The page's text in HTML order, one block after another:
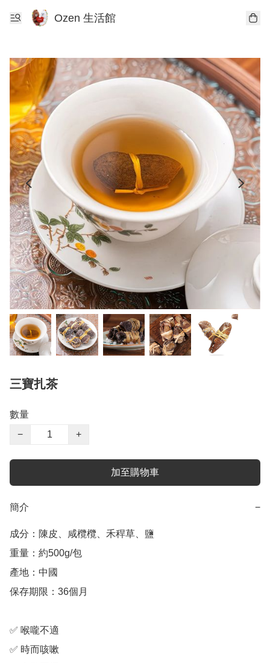
Ozen 生活館
三寶扎茶
數量
−
+
加至購物車
簡介 −
成分：陳皮、咸欖欖、禾稈草、鹽
重量：約500g/包
產地：中國
保存期限：36個月
✅ 喉嚨不適
✅ 時而咳嗽